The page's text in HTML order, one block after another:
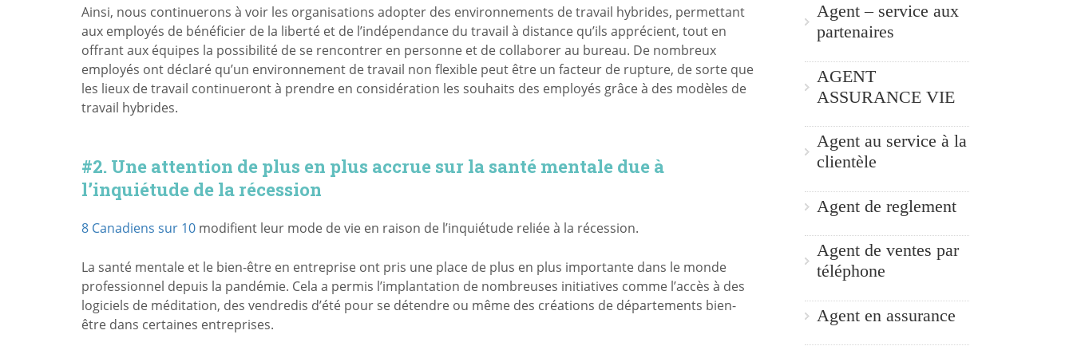
Ainsi, nous continuerons à voir les organisations adopter des environnements de travail hybrides, permettant
aux employés de bénéficier de la liberté et de l’indépendance du travail à distance qu’ils apprécient, tout en
offrant aux équipes la possibilité de se rencontrer en personne et de collaborer au bureau. De nombreux
employés ont déclaré qu’un environnement de travail non flexible peut être un facteur de rupture, de sorte que
les lieux de travail continueront à prendre en considération les souhaits des employés grâce à des modèles de
travail hybrides.
#2. Une attention de plus en plus accrue sur la santé mentale due à
l’inquiétude de la récession
8 Canadiens sur 10 modifient leur mode de vie en raison de l’inquiétude reliée à la récession.
La santé mentale et le bien-être en entreprise ont pris une place de plus en plus importante dans le monde
professionnel depuis la pandémie. Cela a permis l’implantation de nombreuses initiatives comme l’accès à des
logiciels de méditation, des vendredis d’été pour se détendre ou même des créations de départements bien-
être dans certaines entreprises.
Agent – service aux
partenaires
AGENT
ASSURANCE VIE
Agent au service à la
clientèle
Agent de reglement
Agent de ventes par
téléphone
Agent en assurance